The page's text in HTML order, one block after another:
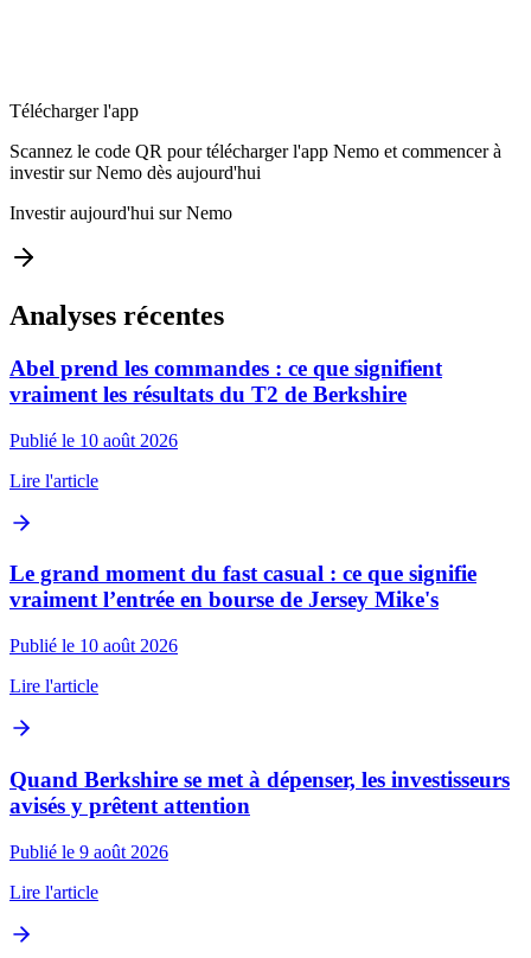
Télécharger l'app
Scannez le code QR pour télécharger l'app Nemo et commencer à
investir sur Nemo dès aujourd'hui
Investir aujourd'hui sur Nemo
Analyses récentes
Abel prend les commandes : ce que signifient
vraiment les résultats du T2 de Berkshire
Publié le 10 août 2026
Lire l'article
Le grand moment du fast casual : ce que signifie
vraiment l’entrée en bourse de Jersey Mike's
Publié le 10 août 2026
Lire l'article
Quand Berkshire se met à dépenser, les investisseurs
avisés y prêtent attention
Publié le 9 août 2026
Lire l'article